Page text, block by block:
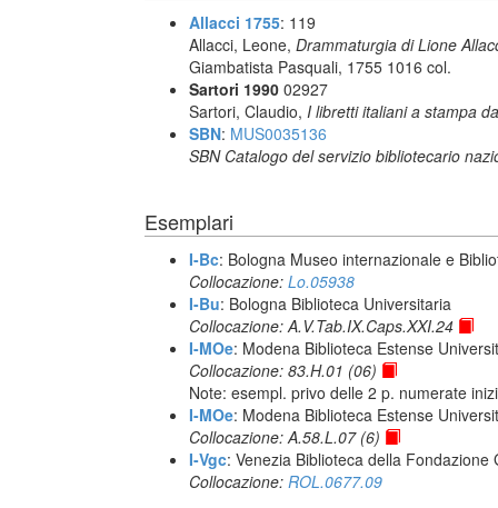
Allacci 1755: 119
Allacci, Leone, Drammaturgia di Lione
Giambatista Pasquali, 1755 1016 col.
Sartori 1990 02927
Sartori, Claudio, I libretti italiani a stampa
SBN: MUS0035136
SBN Catalogo del servizio bibliotecario
Esemplari
I-Bc: Bologna Museo internazionale e
Collocazione: Lo.05938
I-Bu: Bologna Biblioteca Universitaria
Collocazione: A.V.Tab.IX.Caps.XXI.24
I-MOe: Modena Biblioteca Estense
Collocazione: 83.H.01 (06)
Note: esempl. privo delle 2 p. numerate
I-MOe: Modena Biblioteca Estense
Collocazione: A.58.L.07 (6)
I-Vgc: Venezia Biblioteca della Fondazione
Collocazione: ROL.0677.09